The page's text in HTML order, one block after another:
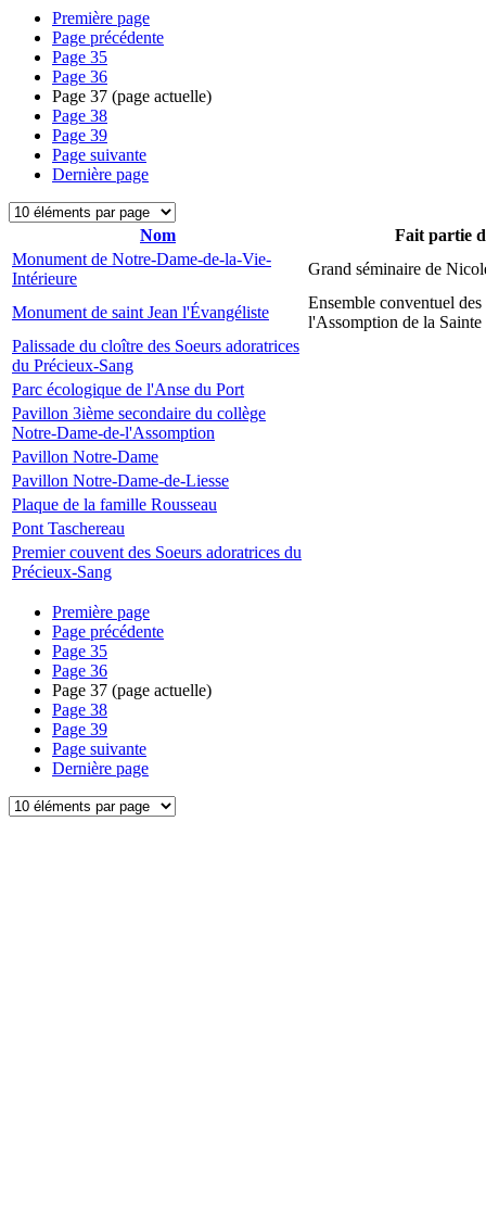
Première page
Page précédente
Page 35
Page 36
Page 37 (page actuelle)
Page 38
Page 39
Page suivante
Dernière page
Nom
Fait partie
Monument de Notre-Dame-de-la-Vie-
Intérieure
Grand séminaire de
Monument de saint Jean l'Évangéliste
Ensemble conventuel des
l'Assomption de la
Palissade du cloître des Soeurs adoratrices
du Précieux-Sang
Parc écologique de l'Anse du Port
Pavillon 3ième secondaire du collège
Notre-Dame-de-l'Assomption
Pavillon Notre-Dame
Pavillon Notre-Dame-de-Liesse
Plaque de la famille Rousseau
Pont Taschereau
Premier couvent des Soeurs adoratrices du
Précieux-Sang
Première page
Page précédente
Page 35
Page 36
Page 37 (page actuelle)
Page 38
Page 39
Page suivante
Dernière page